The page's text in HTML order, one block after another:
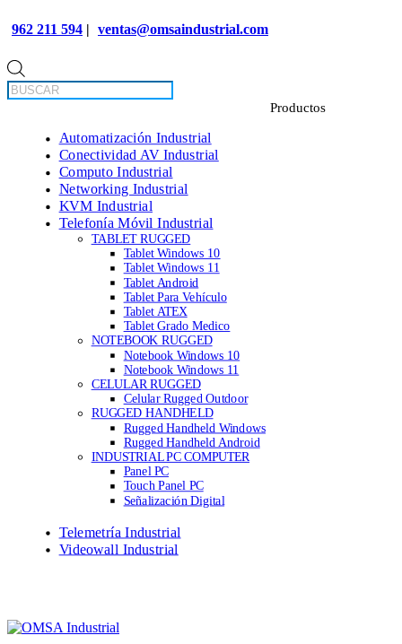
962 211 594 | ventas@omsaindustrial.com
de
productos
Automatización Industrial
Conectividad AV Industrial
Computo Industrial
Networking Industrial
KVM Industrial
Telefonía Móvil Industrial
TABLET RUGGED
Tablet Windows 10
Tablet Windows 11
Tablet Android
Tablet Para Vehículo
Tablet ATEX
Tablet Grado Medico
NOTEBOOK RUGGED
Notebook Windows 10
Notebook Windows 11
CELULAR RUGGED
Celular Rugged Outdoor
RUGGED HANDHELD
Rugged Handheld Windows
Rugged Handheld Android
INDUSTRIAL PC COMPUTER
Panel PC
Touch Panel PC
Señalización Digital
Telemetría Industrial
Videowall Industrial